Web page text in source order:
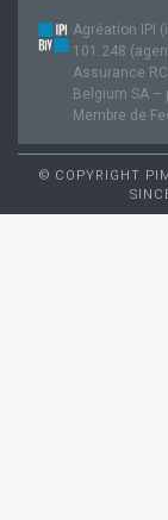
Agréation IPI
101.248
Assurance
Belgium SA –
Membre de
© COPYRIGHT